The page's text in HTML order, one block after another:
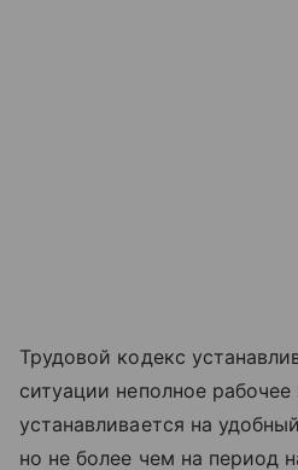
Трудовой кодекс
ситуации неполное рабочее
устанавливается на
но не более чем на период